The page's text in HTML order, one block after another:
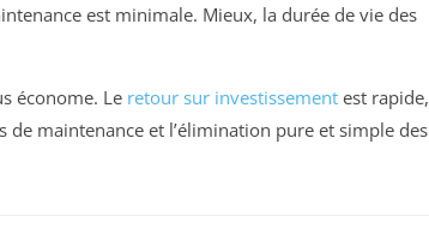
est minimale. Mieux, la durée de vie des
économe. Le retour sur investissement est rapide,
maintenance et l’élimination pure et simple des